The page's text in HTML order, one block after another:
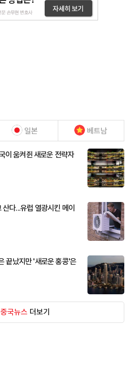
일본 베트남
이 움켜쥔 새로운 전략자
다...유럽 열광시킨 메이
끝났지만 '새로운 홍콩'은
중국뉴스 더보기